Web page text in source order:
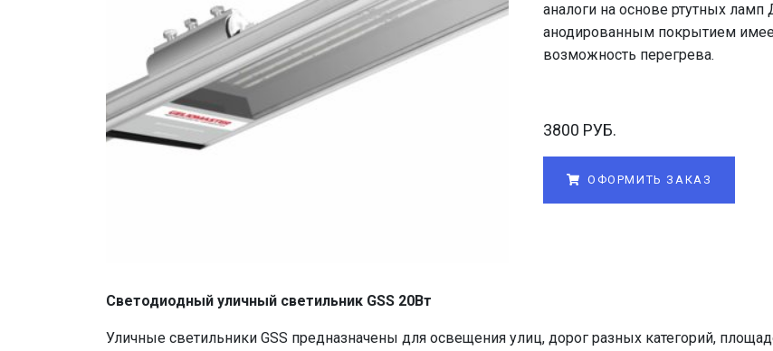
аналоги на основе ртутных
анодированным покрытием
возможность перегрева.
3800 РУБ.
ОФОРМИТЬ ЗАКАЗ
Светодиодный уличный светильник GSS 20Вт
Уличные светильники GSS предназначены для освещения улиц, дорог разных категорий,